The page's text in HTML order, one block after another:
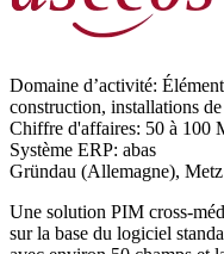
Domaine d’activité:
construction, installations
Chiffre d'affaires: 50 à 100
Système ERP: abas
Gründau (Allemagne),
Une solution PIM cross-
sur la base du logiciel